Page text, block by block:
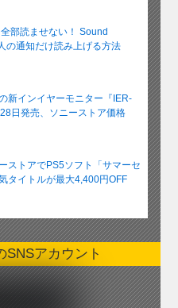
部読ませない！ Sound
の通知だけ読み上げる方法
新インイヤーモニター『IER-
日発売、ソニーストア価格
ストアでPS5ソフト「サマーセ
タイトルが最大4,400円OFF
SNSアカウント